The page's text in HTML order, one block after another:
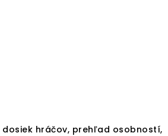
hráčov, prehľad osobností,